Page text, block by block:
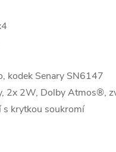
kodek Senary SN6147
2x 2W, Dolby Atmos®,
s krytkou soukromí